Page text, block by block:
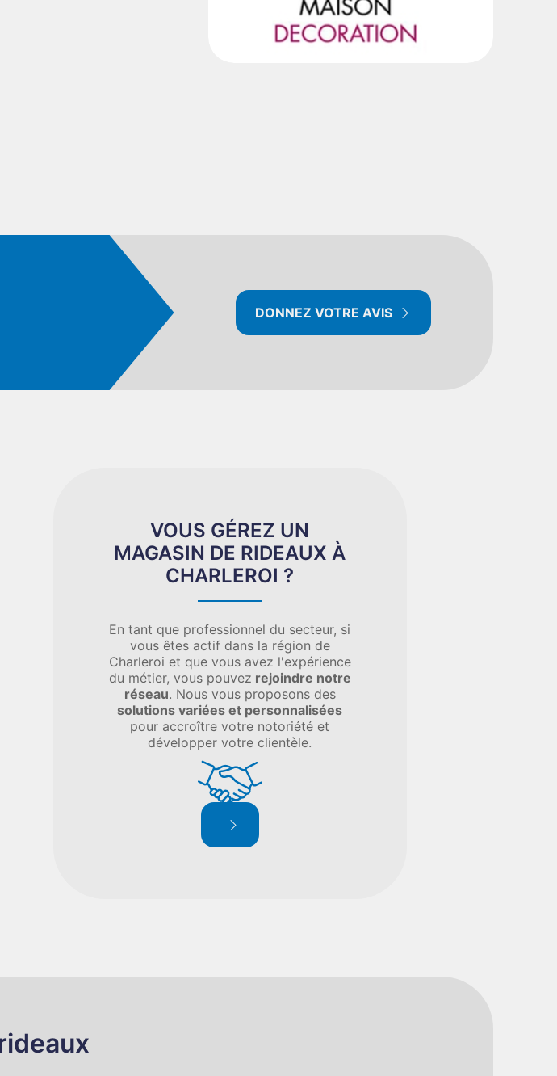
DONNEZ VOTRE AVIS
VOUS GÉREZ UN
MAGASIN DE RIDEAUX À
CHARLEROI ?
En tant que professionnel du secteur, si
vous êtes actif dans la région de
Charleroi et que vous avez l'expérience
du métier, vous pouvez rejoindre notre
réseau. Nous vous proposons des
solutions variées et personnalisées
pour accroître votre notoriété et
développer votre clientèle.